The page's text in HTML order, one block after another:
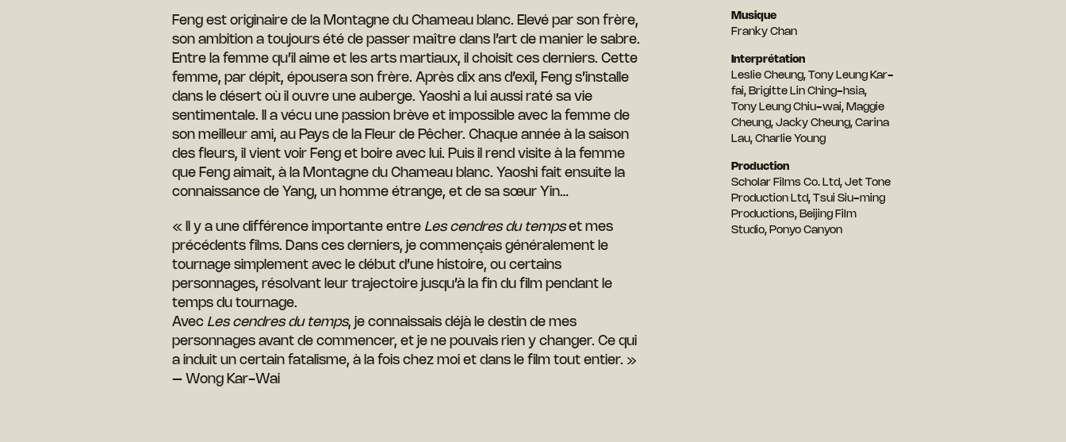
Feng est originaire de la Montagne du Chameau blanc. Elevé par son frère,
son ambition a toujours été de passer maître dans l’art de manier le sabre.
Entre la femme qu’il aime et les arts martiaux, il choisit ces derniers. Cette
femme, par dépit, épousera son frère. Après dix ans d’exil, Feng s’installe
dans le désert où il ouvre une auberge. Yaoshi a lui aussi raté sa vie
sentimentale. Il a vécu une passion brève et impossible avec la femme de
son meilleur ami, au Pays de la Fleur de Pêcher. Chaque année à la saison
des fleurs, il vient voir Feng et boire avec lui. Puis il rend visite à la femme
que Feng aimait, à la Montagne du Chameau blanc. Yaoshi fait ensuite la
connaissance de Yang, un homme étrange, et de sa sœur Yin…
« Il y a une différence importante entre Les cendres du tempset mes
précédents films. Dans ces derniers, je commençais généralement le
tournage simplement avec le début d’une histoire, ou certains
personnages, résolvant leur trajectoire jusqu’à la fin du film pendant le
temps du tournage.
Avec Les cendres du temps, je connaissais déjà le destin de mes
personnages avant de commencer, et je ne pouvais rien y changer. Ce qui
a induit un certain fatalisme, à la fois chez moi et dans le film tout entier. »
– Wong Kar-Wai
Musique
Franky Chan
Interprétation
Leslie Cheung, Tony Leung Kar-
fai, Brigitte Lin Ching-hsia,
Tony Leung Chiu-wai, Maggie
Cheung, Jacky Cheung, Carina
Lau, Charlie Young
Production
Scholar Films Co. Ltd, Jet Tone
Production Ltd, Tsui Siu-ming
Productions, Beijing Film
Studio, Ponyo Canyon